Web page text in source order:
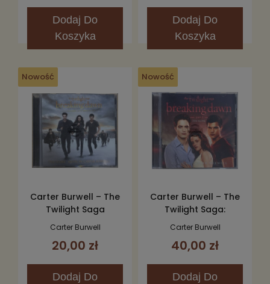
Dodaj Do
Koszyka
Dodaj Do
Koszyka
Nowość
Carter Burwell – The
Twilight Saga
Breaking Dawn, Part 2
Picture Score) CD
Carter Burwell
20,00 zł
Dodaj Do
Nowość
Carter Burwell – The
Twilight Saga:
Breaking Dawn - Part
Carter Burwell
40,00 zł
Dodaj Do